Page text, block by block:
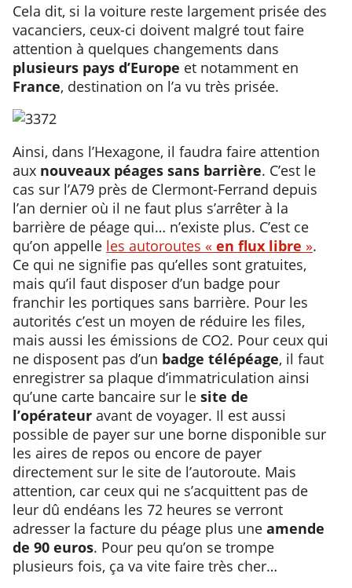
Cela dit, si la voiture reste largement prisée des
vacanciers, ceux-ci doivent malgré tout faire
attention à quelques changements dans
plusieurs pays d’Europe et notamment en
France, destination on l’a vu très prisée.
Ainsi, dans l’Hexagone, il faudra faire attention
aux nouveaux péages sans barrière. C’est le
cas sur l’A79 près de Clermont-Ferrand depuis
l’an dernier où il ne faut plus s’arrêter à la
barrière de péage qui… n’existe plus. C’est ce
qu’on appelle les autoroutes « en flux libre ».
Ce qui ne signifie pas qu’elles sont gratuites,
mais qu’il faut disposer d’un badge pour
franchir les portiques sans barrière. Pour les
autorités c’est un moyen de réduire les files,
mais aussi les émissions de CO2. Pour ceux qui
ne disposent pas d’un badge télépéage, il faut
enregistrer sa plaque d’immatriculation ainsi
qu’une carte bancaire sur le site de
l’opérateur avant de voyager. Il est aussi
possible de payer sur une borne disponible sur
les aires de repos ou encore de payer
directement sur le site de l’autoroute. Mais
attention, car ceux qui ne s’acquittent pas de
leur dû endéans les 72 heures se verront
adresser la facture du péage plus une amende
de 90 euros. Pour peu qu’on se trompe
plusieurs fois, ça va vite faire très cher…